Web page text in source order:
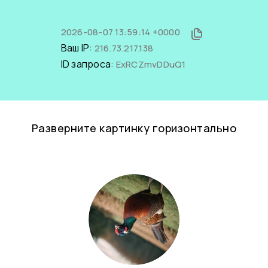
2026-08-07 13:59:14 +0000
Ваш IP: 216.73.217.138
ID запроса: ExRCZmvDDuQ1
Разверните картинку горизонтально